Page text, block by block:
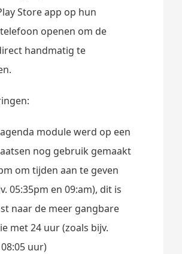
Store app op hun
openen om de
handmatig te
module werd op een
nog gebruik gemaakt
om tijden aan te geven
05:35pm en 09:am), dit is
naar de meer gangbare
met 24 uur (zoals bijv.
uur)